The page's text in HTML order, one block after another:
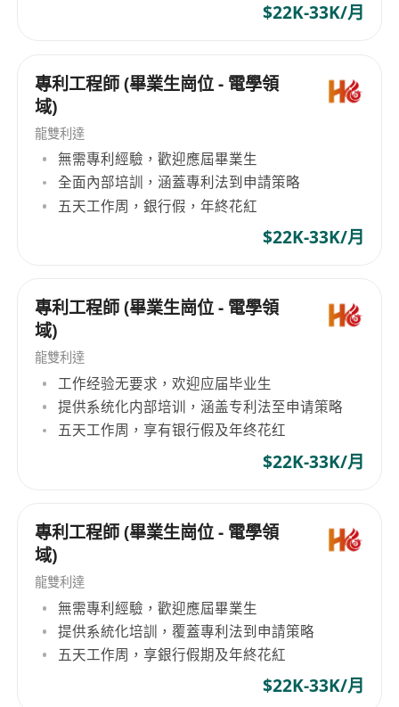
$22K-33K/月
專利工程師 (畢業生崗位 - 電學領
域)
龍雙利達
無需專利經驗，歡迎應屆畢業生
全面內部培訓，涵蓋專利法到申請策略
五天工作周，銀行假，年終花紅
$22K-33K/月
專利工程師 (畢業生崗位 - 電學領
域)
龍雙利達
工作经验无要求，欢迎应届毕业生
提供系统化内部培训，涵盖专利法至申请策略
五天工作周，享有银行假及年终花红
$22K-33K/月
專利工程師 (畢業生崗位 - 電學領
域)
龍雙利達
無需專利經驗，歡迎應屆畢業生
提供系統化培訓，覆蓋專利法到申請策略
五天工作周，享銀行假期及年終花紅
$22K-33K/月